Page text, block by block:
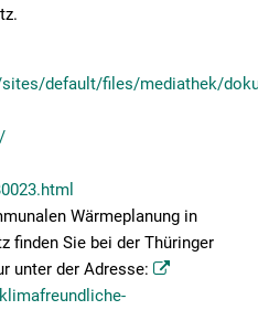
default/files/mediathek/
Wärmeplanung in
finden Sie bei der Thüringer
unter der Adresse: